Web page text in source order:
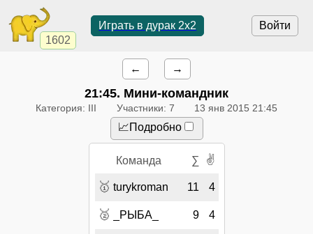
1602
Войти
Играть в дурак 2х2
← →
21:45. Мини-командник
Категория: III Участники: 7 13 янв 2015 21:45
📈Подробно
Команда ∑ ✌
🥇 turykroman 11 4
🥈 _РЫБА_ 9 4